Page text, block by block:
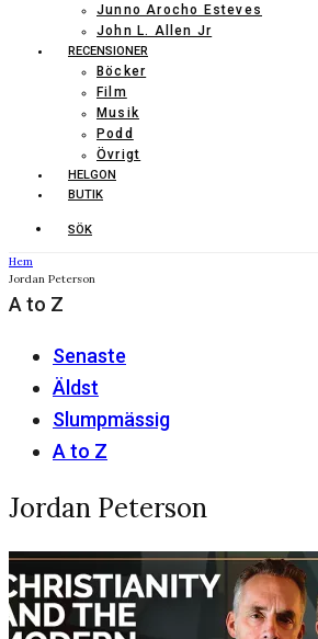
Junno Arocho Esteves
John L. Allen Jr
RECENSIONER
Böcker
Film
Musik
Podd
Övrigt
HELGON
BUTIK
SÖK
Hem
Jordan Peterson
A to Z
Senaste
Äldst
Slumpmässig
A to Z
Jordan Peterson